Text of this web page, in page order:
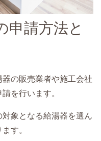
申請方法と
の販売業者や施工会社
を行います。
象となる給湯器を選ん
す。